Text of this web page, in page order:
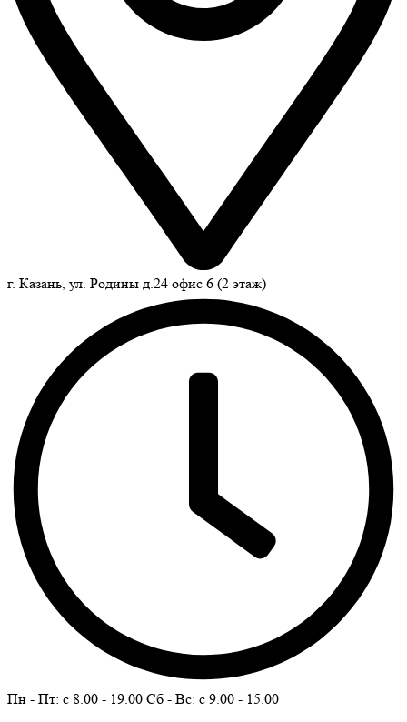
г. Казань, ул. Родины д.24 офис 6 (2 этаж)
Пн - Пт: c 8.00 - 19.00 Сб - Вс: c 9.00 - 15.00